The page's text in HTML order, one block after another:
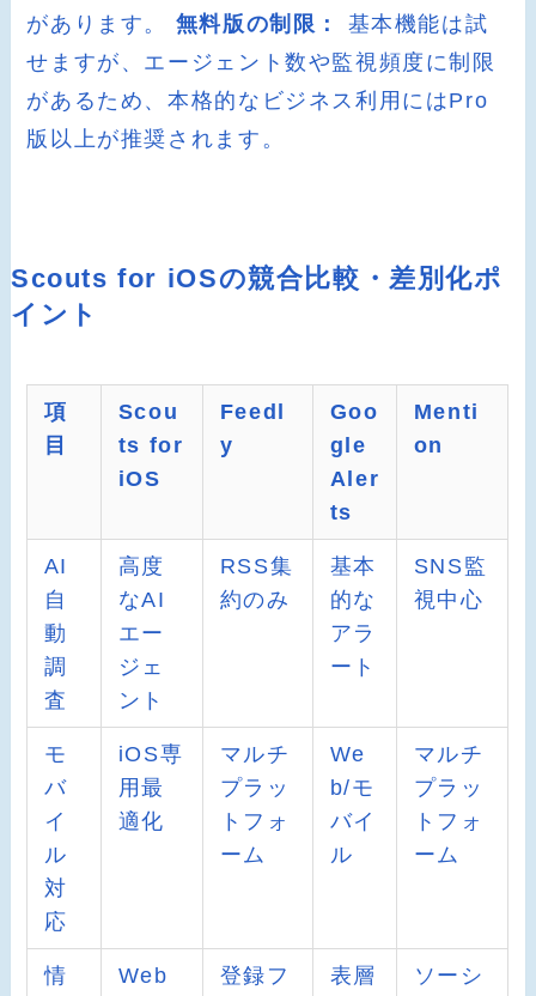
があります。 無料版の制限：
基本機能は試
せますが、エージェント数や監視頻度に制限
があるため、本格的なビジネス利用にはPro
版以上が推奨されます。
Scouts for iOSの競合比較・差別化ポ
イント
項
目
Scou
ts for
iOS
Feedl
y
Goo
gle
Aler
ts
Menti
on
AI
自
動
調
査
高度
なAI
エー
ジェ
ント
RSS集
約のみ
基本
的な
アラ
ート
SNS監
視中心
モ
バ
イ
ル
対
応
iOS専
用最
適化
マルチ
プラッ
トフォ
ーム
We
b/モ
バイ
ル
マルチ
プラッ
トフォ
ーム
情
Web
登録フ
表層
ソーシ